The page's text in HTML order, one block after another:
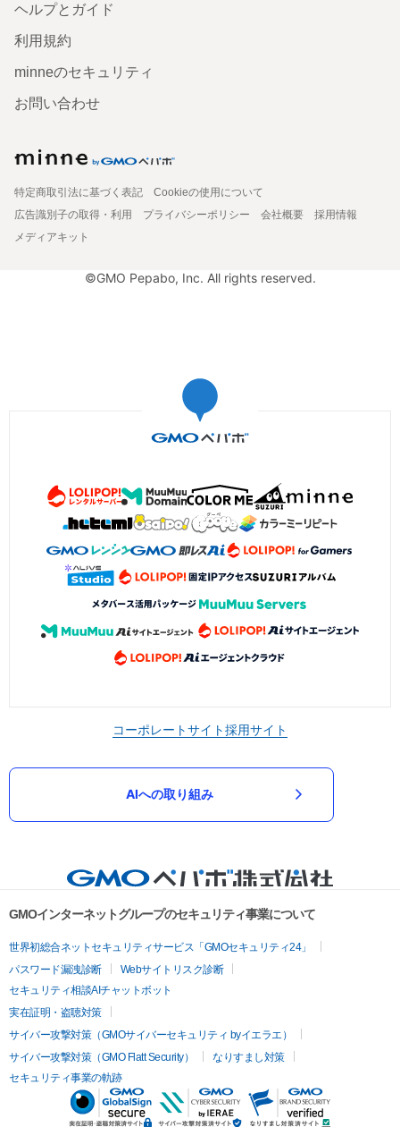
ヘルプとガイド
利用規約
minneのセキュリティ
お問い合わせ
特定商取引法に基づく表記
Cookieの使用について
広告識別子の取得・利用
プライバシーポリシー 会社概要
採用情報
メディアキット
©GMO Pepabo, Inc. All rights reserved.
コーポレートサイト採用サイト
AIへの取り組み
GMOインターネットグループのセキュリティ事業について
世界初総合ネットセキュリティサービス「GMOセキュリティ24」
パスワード漏洩診断
Webサイトリスク診断
セキュリティ相談AIチャットボット
実在証明・盗聴対策
サイバー攻撃対策（GMOサイバーセキュリティ byイエラエ）
サイバー攻撃対策（GMO Flatt Security）
なりすまし対策
セキュリティ事業の軌跡